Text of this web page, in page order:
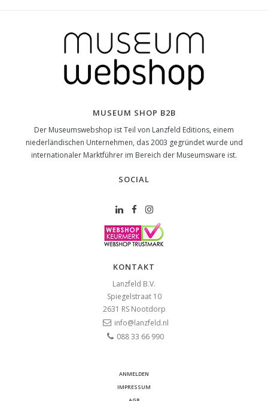
MUSEUM SHOP B2B
Der Museumswebshop ist Teil von Lanzfeld Editions, einem
niederländischen Unternehmen, das 2003 gegründet wurde und
internationaler Marktführer im Bereich der Museumsware ist.
SOCIAL
KONTAKT
Lanzfeld B.V.
Spiegelstraat 10
2631 RS Nootdorp
info@lanzfeld.nl
088 33 66 990
ANMELDEN
IMPRESSUM